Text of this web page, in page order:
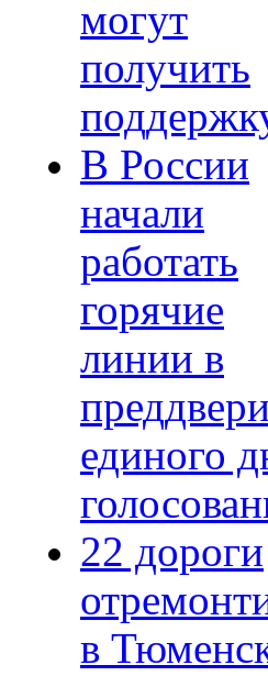
могут
получить
В России
начали
работать
горячие
линии в
единого
22 дороги
в